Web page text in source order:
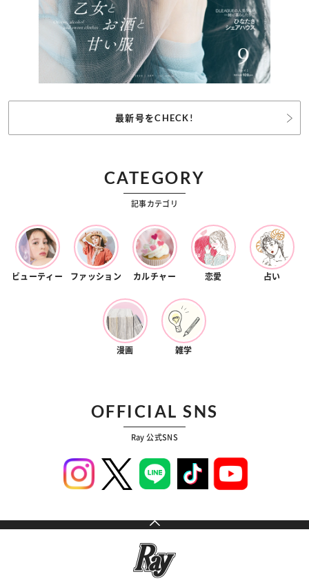
最新号をCHECK!
CATEGORY
記事カテゴリ
ビューティー ファッション カルチャー 恋愛 占い
漫画 雑学
OFFICIAL SNS
Ray 公式SNS